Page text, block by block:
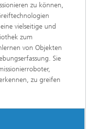
zu können,
vielseitige und
zum
von Objekten
Sie
zu greifen